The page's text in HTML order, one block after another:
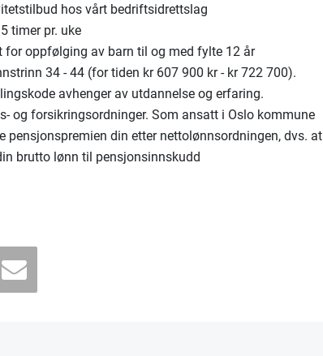
hos vårt bedriftsidrettslag
timer pr. uke
for oppfølging av barn til og med fylte 12 år
34 - 44 (for tiden kr 607 900 kr - kr 722 700).
avhenger av utdannelse og erfaring.
og forsikringsordninger. Som ansatt i Oslo kommune
pensjonspremien din etter nettolønnsordningen, dvs. at
brutto lønn til pensjonsinnskudd